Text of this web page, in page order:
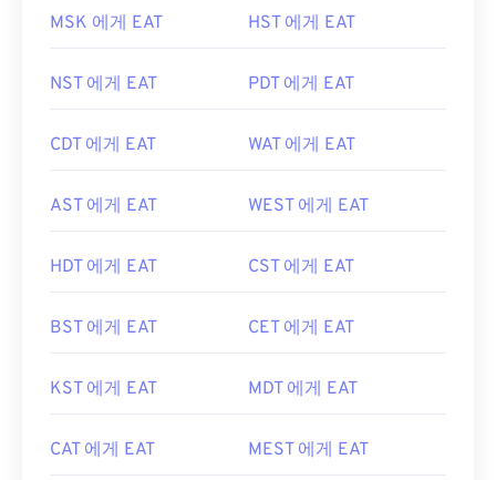
MSK 에게 EAT HST 에게 EAT
NST 에게 EAT PDT 에게 EAT
CDT 에게 EAT WAT 에게 EAT
AST 에게 EAT WEST 에게 EAT
HDT 에게 EAT CST 에게 EAT
BST 에게 EAT CET 에게 EAT
KST 에게 EAT MDT 에게 EAT
CAT 에게 EAT MEST 에게 EAT